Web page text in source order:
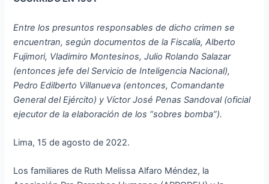
Entre los presuntos responsables de dicho crimen se
encuentran, según documentos de la Fiscalía, Alberto
Fujimori, Vladimiro Montesinos, Julio Rolando Salazar
(entonces jefe del Servicio de Inteligencia Nacional),
Pedro Edilberto Villanueva (entonces, Comandante
General del Ejército) y Víctor José Penas Sandoval (oficial
ejecutor de la elaboración de los “sobres bomba”).
Lima, 15 de agosto de 2022.
Los familiares de Ruth Melissa Alfaro Méndez, la